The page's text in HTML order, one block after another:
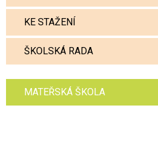
KE STAŽENÍ
ŠKOLSKÁ RADA
MATEŘSKÁ ŠKOLA